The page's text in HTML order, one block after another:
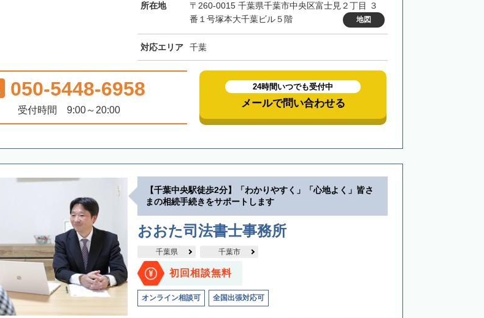
所在地
〒260-0015 千葉県千葉市中央区富士見２丁目 ３
番１号塚本大千葉ビル５階
地図
対応エリア 千葉
050-5448-6958
受付時間 9:00～20:00
24時間いつでも受付中
メールで問い合わせる
【千葉中央駅徒歩2分】「わかりやすく」「心地よく」皆さ
まの相続手続きをサポートします
おおた司法書士事務所
千葉県 千葉市
初回相談無料
オンライン相談可 全国出張対応可